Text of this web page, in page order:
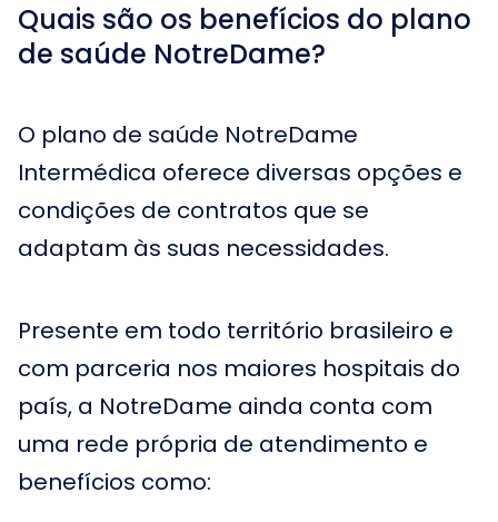
Quais são os benefícios do plano
de saúde NotreDame?
O plano de saúde NotreDame
Intermédica oferece diversas opções e
condições de contratos que se
adaptam às suas necessidades.
Presente em todo território brasileiro e
com parceria nos maiores hospitais do
país, a NotreDame ainda conta com
uma rede própria de atendimento e
benefícios como: